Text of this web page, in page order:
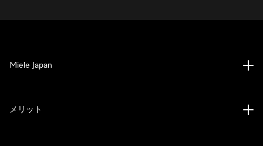
Miele Japan
メリット